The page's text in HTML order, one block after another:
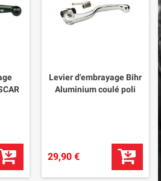
Levier d'embrayage Bihr
Aluminium coulé poli
29,90 €